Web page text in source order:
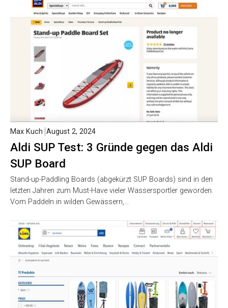
Aldi SUP Test: 3 Gründe gegen das Aldi
SUP Board
Max Kuch August 2, 2024
Stand-up-Paddling Boards (abgekürzt SUP Boards) sind in den
letzten Jahren zum Must-Have vieler Wassersportler geworden.
Vom Paddeln in wilden Gewässern,…